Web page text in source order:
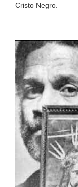
Cristo Negro.